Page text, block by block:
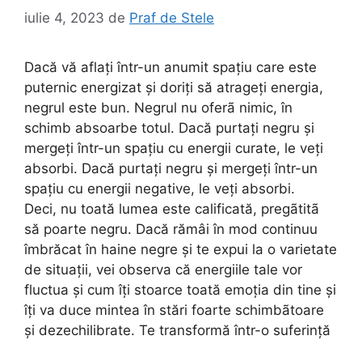
iulie 4, 2023 de Praf de Stele
Dacă vă aflați într-un anumit spațiu care este
puternic energizat și doriți să atrageți energia,
negrul este bun. Negrul nu oferã nimic, în
schimb absoarbe totul. Dacă purtați negru și
mergeți într-un spațiu cu energii curate, le veți
absorbi. Dacă purtați negru și mergeți într-un
spațiu cu energii negative, le veți absorbi.
Deci, nu toată lumea este calificată, pregãtitã
să poarte negru. Dacă rămâi în mod continuu
îmbrăcat în haine negre și te expui la o varietate
de situații, vei observa că energiile tale vor
fluctua și cum îți stoarce toată emoția din tine și
îți va duce mintea în stări foarte schimbãtoare
și dezechilibrate. Te transformă într-o suferință